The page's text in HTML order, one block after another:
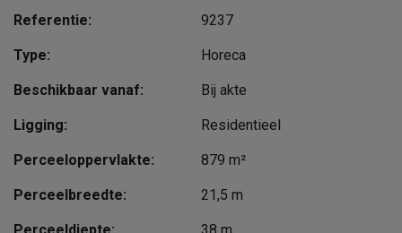
Referentie: 9237
Type: Horeca
Beschikbaar vanaf: Bij akte
Ligging: Residentieel
Perceeloppervlakte: 879 m²
Perceelbreedte: 21,5 m